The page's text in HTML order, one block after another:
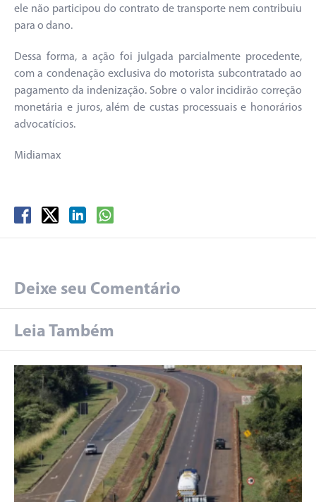
ele não participou do contrato de transporte nem contribuiu
para o dano.
Dessa forma, a ação foi julgada parcialmente procedente,
com a condenação exclusiva do motorista subcontratado ao
pagamento da indenização. Sobre o valor incidirão correção
monetária e juros, além de custas processuais e honorários
advocatícios.
Midiamax
Deixe seu Comentário
Leia Também